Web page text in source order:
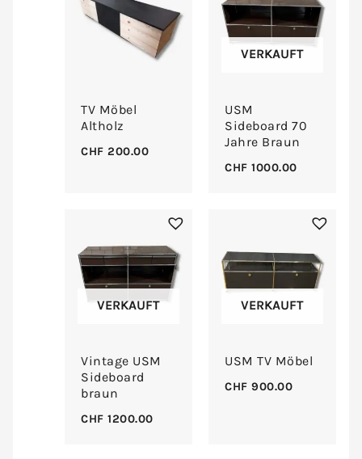
TV Möbel
Altholz
CHF 200.00
VERKAUFT
USM
Sideboard 70
Jahre Braun
CHF 1000.00
VERKAUFT
Vintage USM
Sideboard
braun
CHF 1200.00
VERKAUFT
USM TV Möbel
CHF 900.00